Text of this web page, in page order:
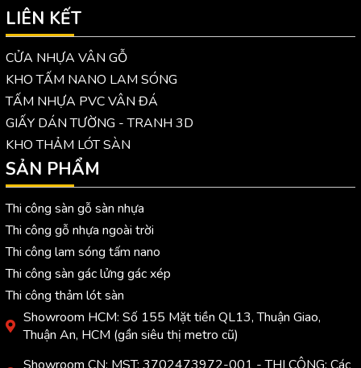
LIÊN KẾT
CỬA NHỰA VÂN GỖ
KHO TẤM NANO LAM SÓNG
TẤM NHỰA PVC VÂN ĐÁ
GIẤY DÁN TƯỜNG - TRANH 3D
KHO THẢM LÓT SÀN
SẢN PHẨM
Thi công sàn gỗ sàn nhựa
Thi công gỗ nhựa ngoài trời
Thi công lam sóng tấm nano
Thi công sàn gác lửng gác xép
Thi công thảm lót sàn
Showroom HCM: Số 155 Mặt tiền QL13, Thuận Giao,
Thuận An, HCM (gần siêu thị metro cũ)